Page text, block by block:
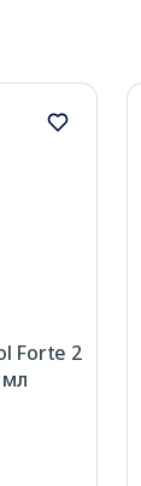
Forte 2
мл